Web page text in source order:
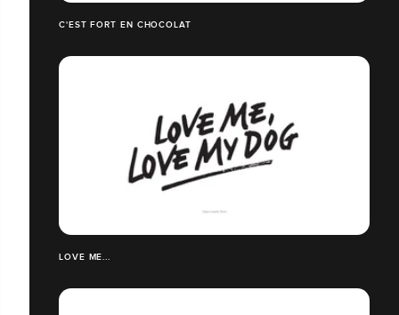
C'EST FORT EN CHOCOLAT
LOVE ME...